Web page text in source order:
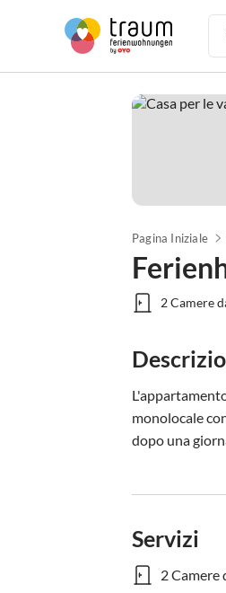
Pagina Iniziale
2 Camere
monolocale
dopo una
Servizi
2 Camere